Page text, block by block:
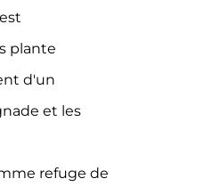
plante
d'un
et les
refuge de